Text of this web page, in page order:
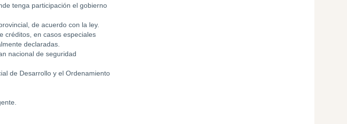
tenga participación el gobierno
de acuerdo con la ley.
créditos, en casos especiales
declaradas.
nacional de seguridad
de Desarrollo y el Ordenamiento